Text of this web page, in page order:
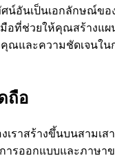
น์อันเป็นเอกลักษณ์ขอ
อที่ช่วยให้คุณสร้างแผ
ณและความชัดเจนใน
ถือ
ราสร้างขึ้นบนสามเส
ารออกแบบและภาษาข